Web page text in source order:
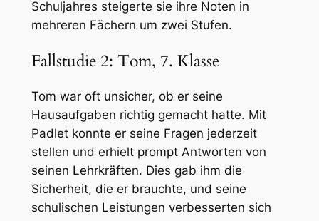
Schuljahres steigerte sie ihre Noten in
mehreren Fächern um zwei Stufen.
Fallstudie 2: Tom, 7. Klasse
Tom war oft unsicher, ob er seine
Hausaufgaben richtig gemacht hatte. Mit
Padlet konnte er seine Fragen jederzeit
stellen und erhielt prompt Antworten von
seinen Lehrkräften. Dies gab ihm die
Sicherheit, die er brauchte, und seine
schulischen Leistungen verbesserten sich